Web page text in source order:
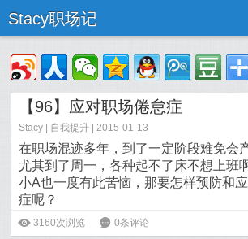
Stacy职场记
【96】应对职场倦怠症
Stacy 自我提升 | 2015-01-13
在职场混迹多年，到了一定阶段难免会
尤其到了周一，各种起不了床不想上班
小A也一度有此苦恼，那要怎样预防和
症呢？
阅读全文>>
ė 3160次浏览 6 0条评论